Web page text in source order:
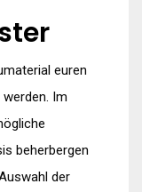
euren
Im
beherbergen
der